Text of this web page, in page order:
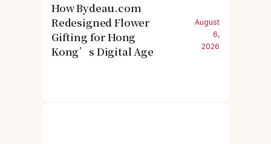
How Bydeau.com
Redesigned Flower
Gifting for Hong
Kong’s Digital Age
August
6,
2026